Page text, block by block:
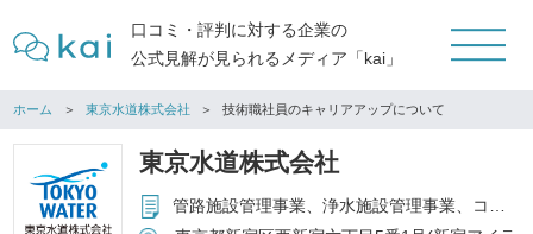
口コミ・評判に対する企業の
公式見解が見られるメディア「kai」
ホーム 東京水道株式会社 技術職社員のキャリアアップについて
東京水道株式会社
管路施設管理事業、浄水施設管理事業、コンサルティング・調査事業、カスタマーサービス事業、ITサービス事業、その他事業